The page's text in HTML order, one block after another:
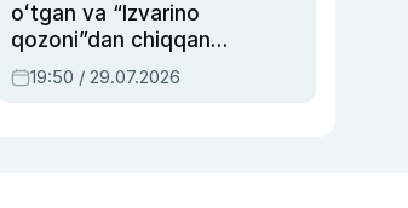
oʻtgan va “Izvarino
qozoni”dan chiqqan
qahramon — Ukraina
armiyasi bosh
19:50 / 29.07.2026